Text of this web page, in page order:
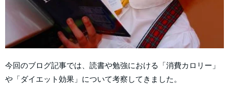
今回のブログ記事では、読書や勉強における「消費カロリー」
や「ダイエット効果」について考察してきました。